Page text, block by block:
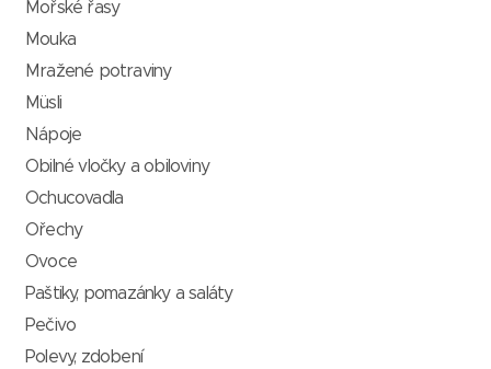
Mořské řasy
Mouka
Mražené potraviny
Müsli
Nápoje
Obilné vločky a obiloviny
Ochucovadla
Ořechy
Ovoce
Paštiky, pomazánky a saláty
Pečivo
Polevy, zdobení